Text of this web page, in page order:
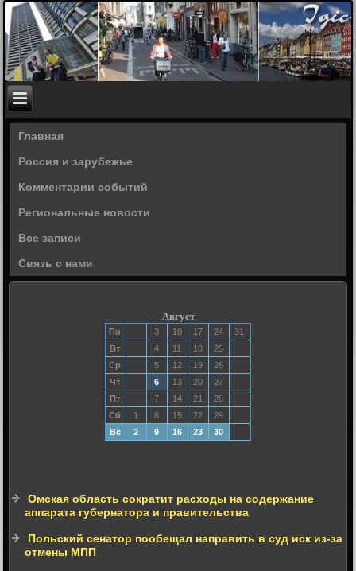
Главная
Россия и зарубежье
Комментарии событий
Региональные новости
Все записи
Связь с нами
Август
Пн 3 10 17 24
31
Вт
4 11 18
25
Ср
5 12 19
26
Чт
6 13 20
27
Пт
7 14 21
28
Сб
1 8 15 22
29
Вс
2 9 16 23 30
Омская область сократит расходы на содержание
аппарата губернатора и правительства
Польский сенатор пообещал направить в суд иск из-за
отмены МПП